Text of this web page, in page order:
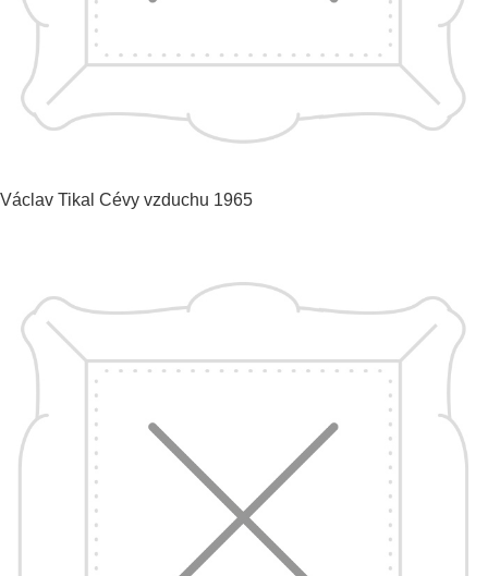
Václav Tikal Cévy vzduchu 1965